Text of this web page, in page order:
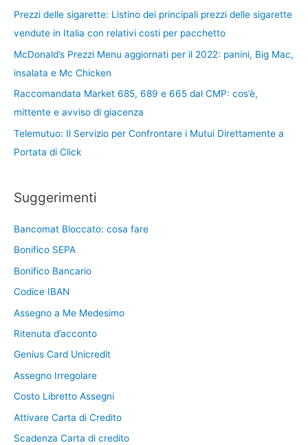
Prezzi delle sigarette: Listino dei principali prezzi delle sigarette
vendute in Italia con relativi costi per pacchetto
McDonald’s Prezzi Menu aggiornati per il 2022: panini, Big Mac,
insalata e Mc Chicken
Raccomandata Market 685, 689 e 665 dal CMP: cos’è,
mittente e avviso di giacenza
Telemutuo: Il Servizio per Confrontare i Mutui Direttamente a
Portata di Click
Suggerimenti
Bancomat Bloccato: cosa fare
Bonifico SEPA
Bonifico Bancario
Codice IBAN
Assegno a Me Medesimo
Ritenuta d’acconto
Genius Card Unicredit
Assegno Irregolare
Costo Libretto Assegni
Attivare Carta di Credito
Scadenza Carta di credito